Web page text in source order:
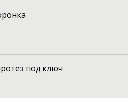
под ключ